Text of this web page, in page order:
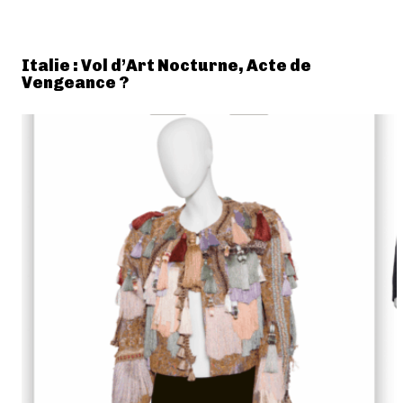
Italie : Vol d’Art Nocturne, Acte de
Vengeance ?